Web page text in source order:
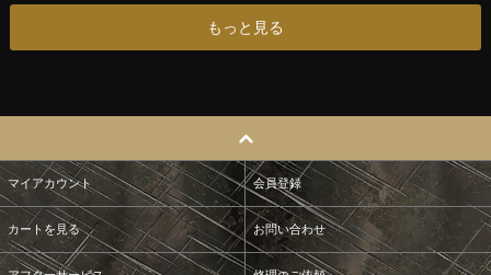
もっと見る
マイアカウント 会員登録
カートを見る お問い合わせ